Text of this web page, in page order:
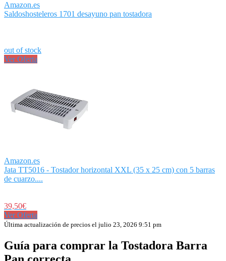
Amazon.es
Saldoshosteleros 1701 desayuno pan tostadora
out of stock
Ver Oferta
Amazon.es
Jata TT5016 - Tostador horizontal XXL (35 x 25 cm) con 5 barras
de cuarzo....
39,50€
Ver Oferta
Última actualización de precios el julio 23, 2026 9:51 pm
Guía para comprar la Tostadora Barra